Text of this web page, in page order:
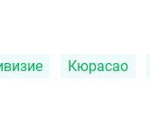
Кюрасао